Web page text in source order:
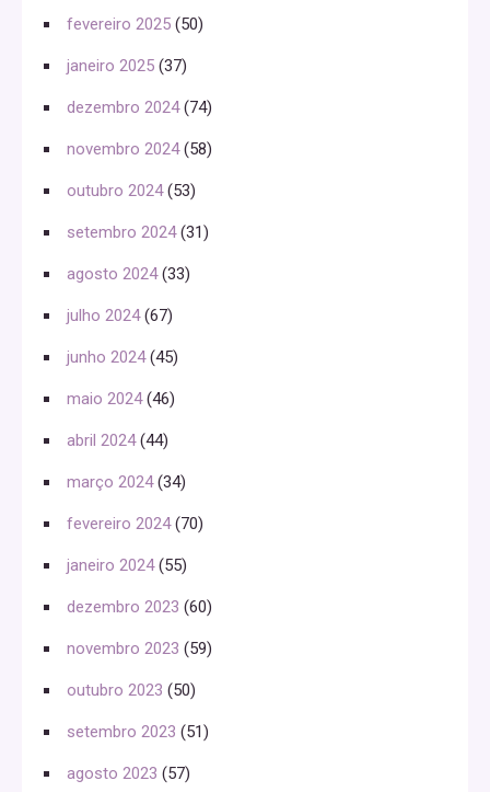
fevereiro 2025 (50)
janeiro 2025 (37)
dezembro 2024(74)
novembro 2024(58)
outubro 2024(53)
setembro 2024(31)
agosto 2024(33)
julho 2024(67)
junho 2024(45)
maio 2024(46)
abril 2024(44)
março 2024(34)
fevereiro 2024(70)
janeiro 2024(55)
dezembro 2023 (60)
novembro 2023 (59)
outubro 2023 (50)
setembro 2023 (51)
agosto 2023 (57)